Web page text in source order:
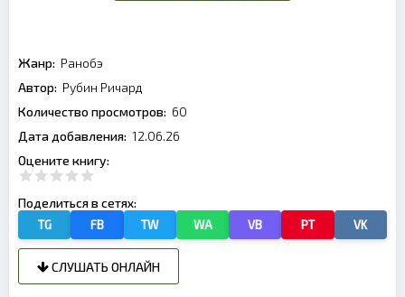
Жанр: Ранобэ
Автор: Рубин Ричард
Количество просмотров: 60
Дата добавления: 12.06.26
Оцените книгу:
Поделиться в сетях:
TG FB TW WA VB PT VK
СЛУШАТЬ ОНЛАЙН